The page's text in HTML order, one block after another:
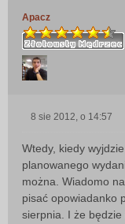
Apacz
s
t
8 sie 2012, o 14:57
Wtedy, kiedy
planowanego
można. Wiadomo
pisać opowiadanko
sierpnia. I że